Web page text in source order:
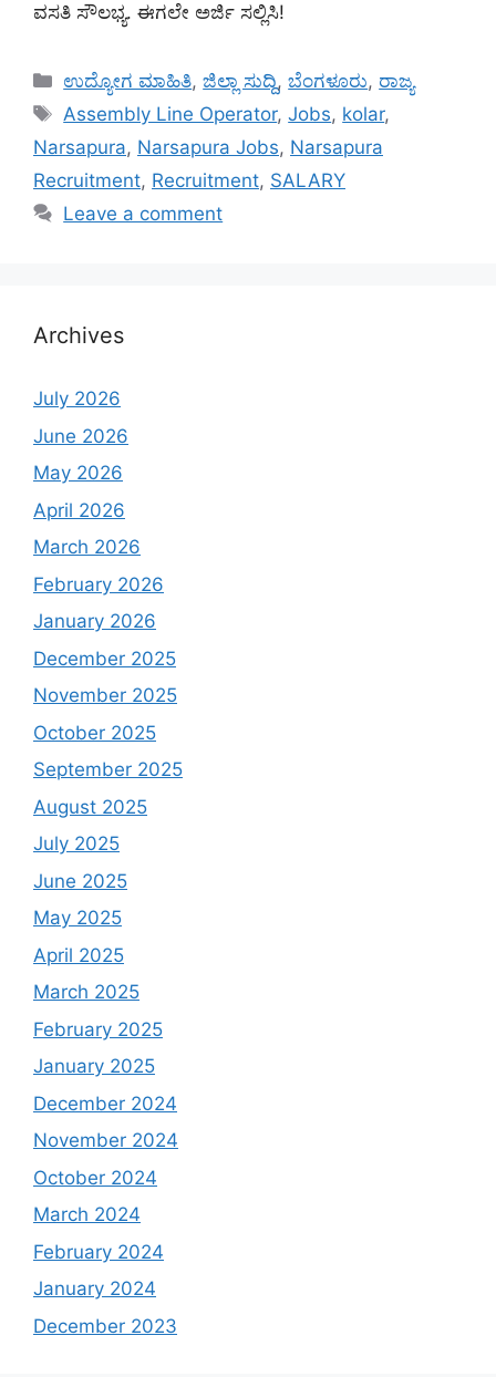
ವಸತಿ ಸೌಲಭ್ಯ. ಈಗಲೇ ಅರ್ಜಿ ಸಲ್ಲಿಸಿ!
Categories
ಉದ್ಯೋಗ ಮಾಹಿತಿ,ಜಿಲ್ಲಾ ಸುದ್ದಿ,ಬೆಂಗಳೂರು, ರಾಜ್ಯ
Tags
Assembly Line Operator,Jobs, kolar,
Narsapura, Narsapura Jobs, Narsapura
Recruitment, Recruitment, SALARY
Leave a comment
Archives
July 2026
June 2026
May 2026
April 2026
March 2026
February 2026
January 2026
December 2025
November 2025
October 2025
September 2025
August 2025
July 2025
June 2025
May 2025
April 2025
March 2025
February 2025
January 2025
December 2024
November 2024
October 2024
March 2024
February 2024
January 2024
December 2023